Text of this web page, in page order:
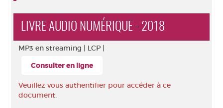
LIVRE AUDIO NUMÉRIQUE - 2018
MP3 en streaming | LCP |
Consulter en ligne
Veuillez vous authentifier pour accéder à ce
document.